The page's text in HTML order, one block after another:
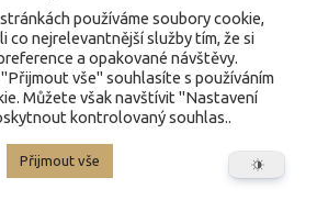
Jan Tofl, Plzeň | ISSN 3029-
6420
používáme soubory cookie,
co nejrelevantnější služby tím, že si
a opakované návštěvy.
vše" souhlasíte s používáním
Můžete však navštívit "Nastavení
kontrolovaný souhlas..
Přijmout vše